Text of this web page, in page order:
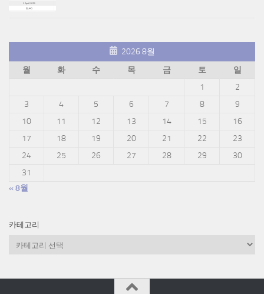
2026 8월
월
화 수 목 금 토
일
1
2
3
4 5 6 7 8
9
10
11 12 13 14 15
16
17
18 19 20 21 22
23
24
25 26 27 28 29
30
31
« 8월
카테고리
리